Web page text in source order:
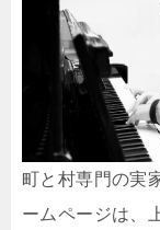
町と村専門の実
ームページは、